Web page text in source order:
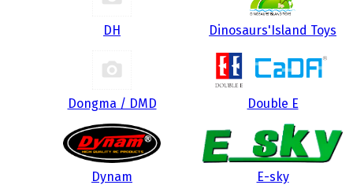
DH Dinosaurs'Island Toys
Dongma / DMD Double E
Dynam E-sky